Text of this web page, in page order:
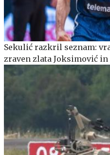
Sekulić razkril seznam:
zraven zlata Joksimović in